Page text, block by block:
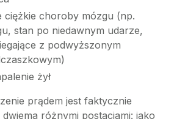
ciężkie choroby mózgu (np.
stan po niedawnym udarze,
z podwyższonym
żył
prądem jest faktycznie
różnymi postaciami: jako